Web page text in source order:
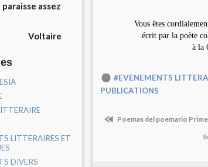
assez
LITTERAIRES ET
DIVERS
Vous êtes
écrit par la poète
à la
#EVENEMENTS
PUBLICATIONS
Poemas del poemario